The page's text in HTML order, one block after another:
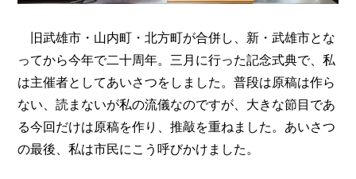
旧武雄市・山内町・北方町が合併し、新・武雄市とな
ってから今年で二十周年。三月に行った記念式典で、私
は主催者としてあいさつをしました。普段は原稿は作ら
ない、読まないが私の流儀なのですが、大きな節目であ
る今回だけは原稿を作り、推敲を重ねました。あいさつ
の最後、私は市民にこう呼びかけました。